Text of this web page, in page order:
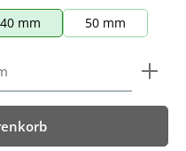
40 mm 50 mm
Wert ein